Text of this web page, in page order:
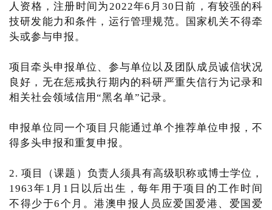
人资格，注册时间为2022年6月30日前，有较强的科
技研发能力和条件，运行管理规范。国家机关不得牵
头或参与申报。
项目牵头申报单位、参与单位以及团队成员诚信状况
良好，无在惩戒执行期内的科研严重失信行为记录和
相关社会领域信用“黑名单”记录。
申报单位同一个项目只能通过单个推荐单位申报，不
得多头申报和重复申报。
2. 项目（课题）负责人须具有高级职称或博士学位，
1963年1月1日以后出生，每年用于项目的工作时间
不得少于6个月。港澳申报人员应爱国爱港、爱国爱